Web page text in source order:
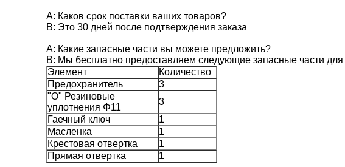
A: Каков срок поставки ваших товаров?
B: Это 30 дней после подтверждения заказа
A: Какие запасные части вы можете предложить?
B: Мы бесплатно предоставляем следующие запасные части
Элемент
Количество
Предохранитель
3
"O" Резиновые
уплотнения Φ11
3
Гаечный ключ
1
Масленка
1
Крестовая отвертка
1
Прямая отвертка
1